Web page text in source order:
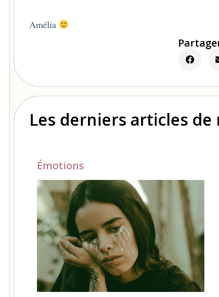
Amélia
Les derniers articles de
Émotions